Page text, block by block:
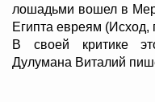
лошадьми вошел в
Египта евреям (Исход,
В своей критике
Дулумана Виталий